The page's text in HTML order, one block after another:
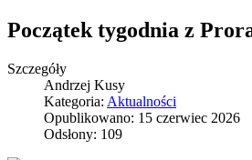
Początek tygodnia z
Szczegóły
Andrzej Kusy
Kategoria: Aktualności
Opublikowano: 15 czerwiec 2026
Odsłony: 109